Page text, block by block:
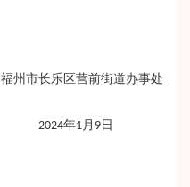
福州市长乐区营前街道办事处
2024年1月9日